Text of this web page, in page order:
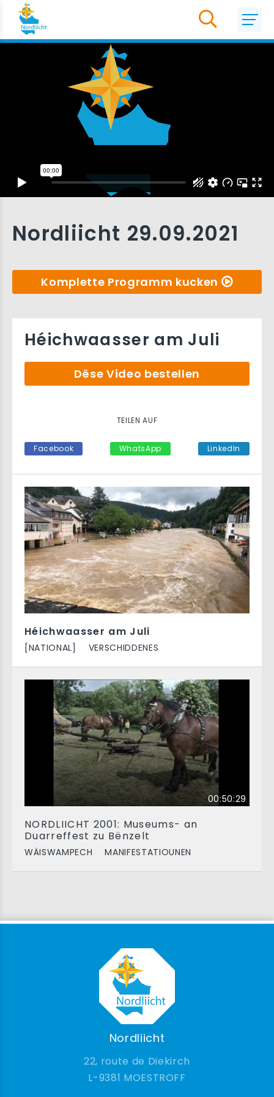
Nordliicht 29.09.2021
Komplette Programm kucken
Héichwaasser am Juli
[NATIONAL] VERSCHIDDENES
00:50:29
NORDLIICHT 2001: Museums- an
Duarreffest zu Bënzelt
WÄISWAMPECH MANIFESTATIOUNEN
Héichwaasser am Juli
Dëse Video bestellen
TEILEN AUF
Facebook WhatsApp LinkedIn
Nordliicht
22, route de Diekirch
9381 MOESTROFF